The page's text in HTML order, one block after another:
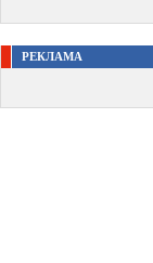
РЕКЛАМА